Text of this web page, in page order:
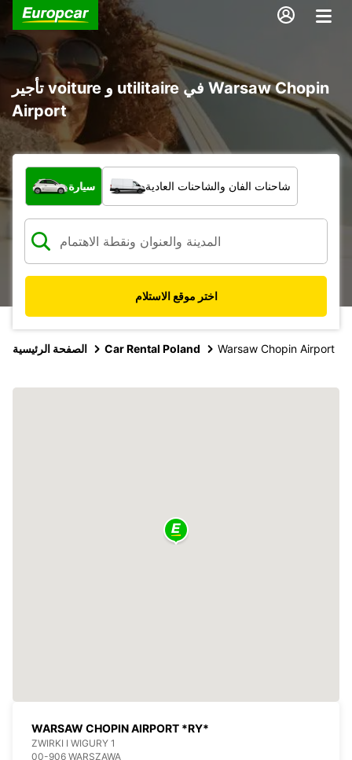
تأجير voiture و utilitaire في Warsaw Chopin
Airport
ما نوع المركبة؟
سيارة شاحنات الفان والشاحنات العادية
اختر موقع الاستلام
الصفحة الرئيسية Car Rental Poland Warsaw Chopin Airport
WARSAW CHOPIN AIRPORT *RY*
ZWIRKI I WIGURY 1
00-906 WARSZAWA